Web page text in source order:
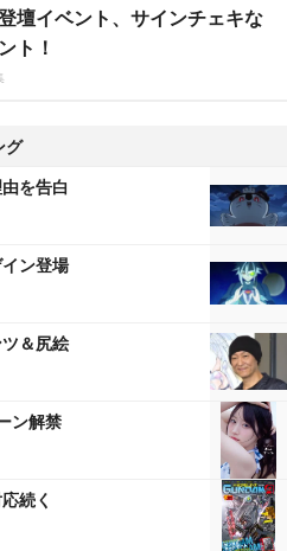
壇イベント、サインチェキな
ト！
グ
を告白
ン登場
＆尻絵
ン解禁
続く